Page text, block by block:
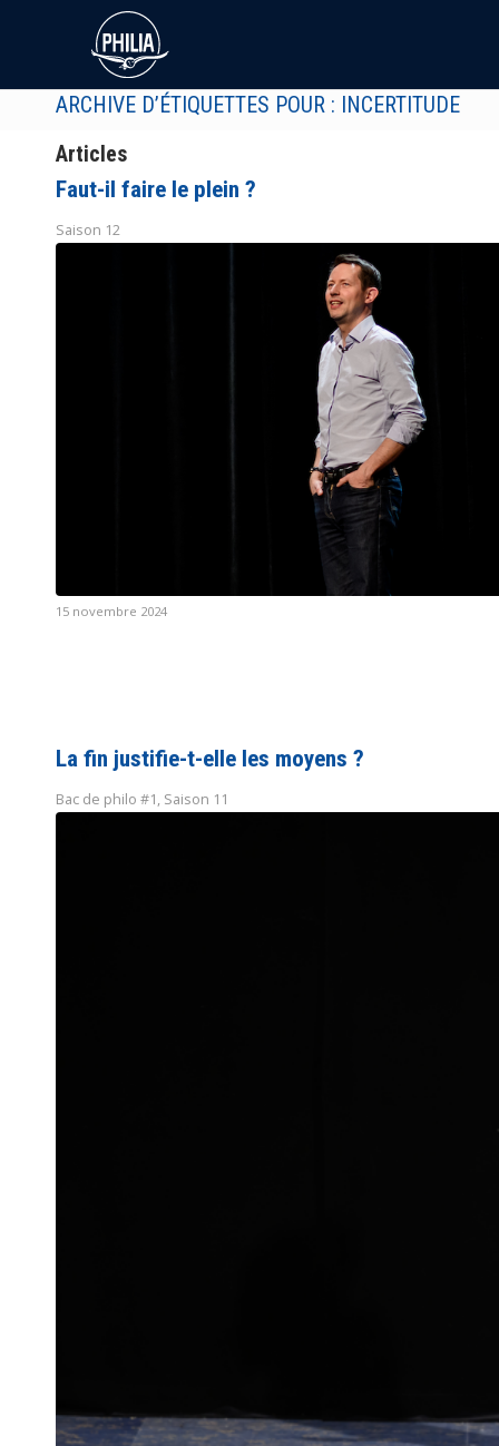
ARCHIVE D’ÉTIQUETTES POUR : INCERTITUDE
Articles
Faut-il faire le plein ?
Saison 12
15 novembre 2024
La fin justifie-t-elle les moyens ?
Bac de philo #1, Saison 11